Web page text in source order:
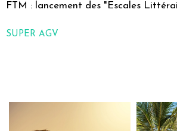
: lancement des "Escales
SUPER AGV